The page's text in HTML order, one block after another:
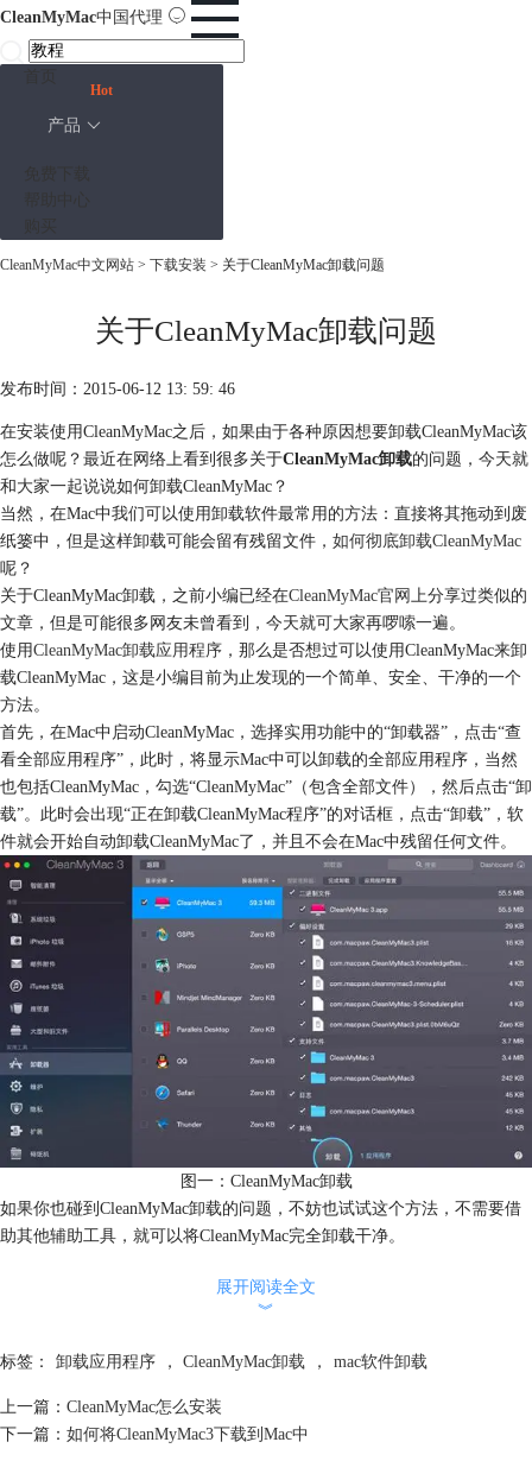
CleanMyMac中国代理
产品
Hot
CleanMyMac中文网站 > 下载安装 > 关于CleanMyMac卸载问题
关于CleanMyMac卸载问题
发布时间：2015-06-12 13: 59: 46
在安装使用CleanMyMac之后，如果由于各种原因想要卸载CleanMyMac该
怎么做呢？最近在网络上看到很多关于CleanMyMac卸载的问题，今天就
和大家一起说说如何卸载CleanMyMac？
当然，在Mac中我们可以使用卸载软件最常用的方法：直接将其拖动到废
纸篓中，但是这样卸载可能会留有残留文件， 如何彻底卸载CleanMyMac
呢？
关于CleanMyMac卸载，之前小编已经在CleanMyMac官网 上分享过类似的
文章，但是可能很多网友未曾看到，今天就可大家再啰嗦一遍。
使用CleanMyMac卸载应用程序 ，那么是否想过可以使用CleanMyMac来卸
载CleanMyMac，这是小编目前为止发现的一个简单、安全、干净的一个
方法。
首先，在Mac中启动CleanMyMac，选择实用功能中的“卸载器”，点击“查
看全部应用程序”，此时，将显示Mac中可以卸载的全部应用程序，当然
也包括CleanMyMac，勾选“CleanMyMac”（包含全部文件），然后点击“卸
载”。此时会出现“正在卸载CleanMyMac程序”的对话框，点击“卸载”，软
件就会开始自动卸载CleanMyMac了，并且不会在Mac中残留任何文件。
图一：CleanMyMac卸载
如果你也碰到CleanMyMac卸载的问题，不妨也试试这个方法，不需要借
助其他辅助工具，就可以将CleanMyMac完全卸载干净。
展开阅读全文
︾
标签： 卸载应用程序 ， CleanMyMac卸载 ， mac软件卸载
上一篇： CleanMyMac怎么安装
下一篇： 如何将CleanMyMac3下载到Mac中